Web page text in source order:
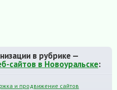
в рубрике —
сайтов в Новоуральске:
и продвижение сайтов